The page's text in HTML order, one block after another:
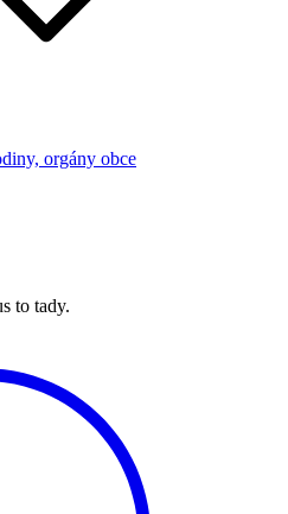
orgány obce
to tady.